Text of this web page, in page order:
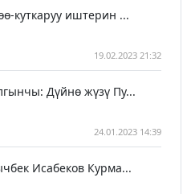
куткаруу иштерин ...
19.02.2023 21:32
Дүйнө жүзү Пу...
24.01.2023 14:39
Исабеков Курма...